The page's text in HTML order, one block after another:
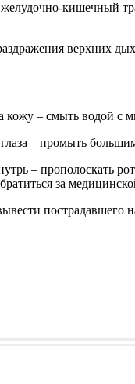
кишечный
верхних
кожу – смыть водой с
– промыть
– прополоскать
за
пострадавшего